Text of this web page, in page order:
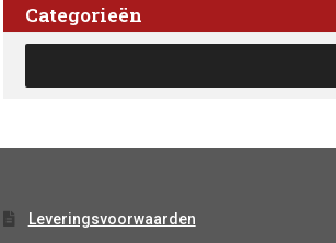
Categorieën
Leveringsvoorwaarden